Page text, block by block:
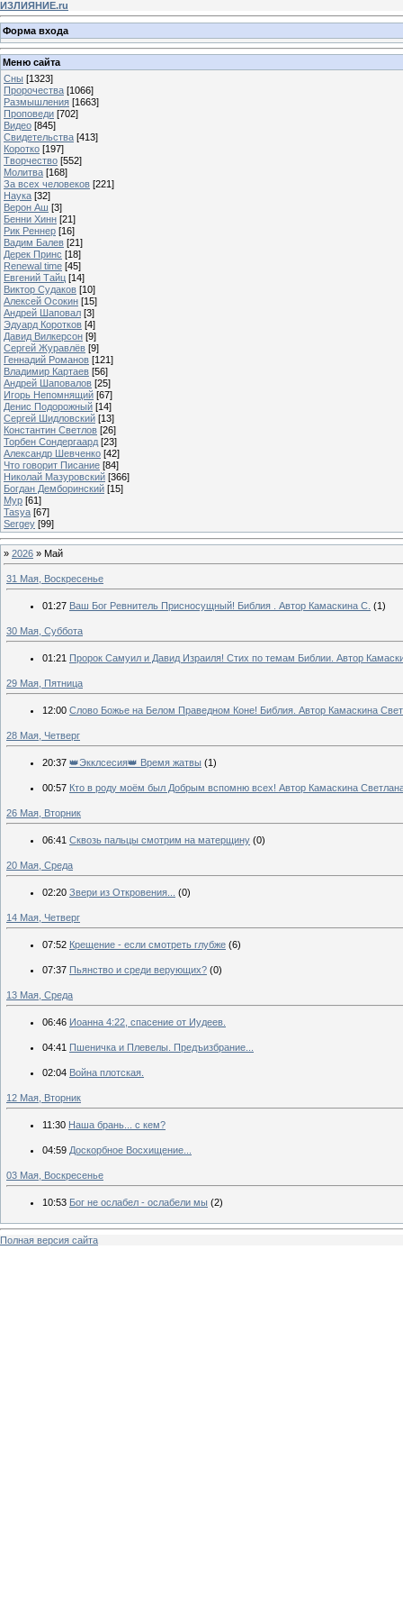
ИЗЛИЯНИЕ.ru
Форма входа
Меню сайта
Сны [1323]
Пророчества [1066]
Размышления [1663]
Проповеди [702]
Видео [845]
Свидетельства [413]
Коротко [197]
Творчество [552]
Молитва [168]
За всех человеков [221]
Наука [32]
Верон Аш [3]
Бенни Хинн [21]
Рик Реннер [16]
Вадим Балев [21]
Дерек Принс [18]
Renewal time [45]
Евгений Тайц [14]
Виктор Судаков [10]
Алексей Осокин [15]
Андрей Шаповал [3]
Эдуард Коротков [4]
Давид Вилкерсон [9]
Сергей Журавлёв [9]
Геннадий Романов [121]
Владимир Картаев [56]
Андрей Шаповалов [25]
Игорь Непомнящий [67]
Денис Подорожный [14]
Сергей Шидловский [13]
Константин Светлов [26]
Торбен Сондергаард [23]
Александр Шевченко [42]
Что говорит Писание [84]
Николай Мазуровский [366]
Богдан Демборинский [15]
Мур [61]
Tasya [67]
Sergey [99]
» 2026 » Май
31 Мая, Воскресенье
01:27 Ваш Бог Ревнитель Присносущный! Библия . Автор Камаскина С. (1)
30 Мая, Суббота
01:21 Пророк Самуил и Давид Израиля! Стих по темам Библии. Автор
29 Мая, Пятница
12:00 Слово Божье на Белом Праведном Коне! Библия. Автор Камаскина
28 Мая, Четверг
20:37 👑Экклсесия👑 Время жатвы (1)
00:57 Кто в роду моём был Добрым вспомню всех! Автор Камаскина
26 Мая, Вторник
06:41 Сквозь пальцы смотрим на матерщину (0)
20 Мая, Среда
02:20 Звери из Откровения... (0)
14 Мая, Четверг
07:52 Крещение - если смотреть глубже (6)
07:37 Пьянство и среди верующих? (0)
13 Мая, Среда
06:46 Иоанна 4:22, спасение от Иудеев.
04:41 Пшеничка и Плевелы. Предъизбрание...
02:04 Война плотская.
12 Мая, Вторник
11:30 Наша брань... с кем?
04:59 Доскорбное Восхищение...
03 Мая, Воскресенье
10:53 Бог не ослабел - ослабели мы (2)
Полная версия сайта